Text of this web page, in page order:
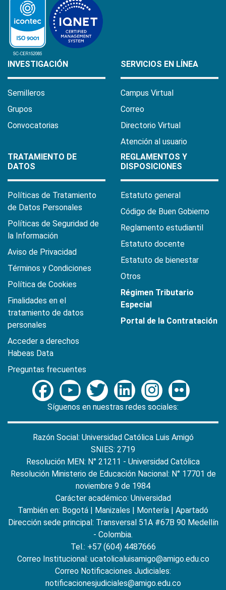
INVESTIGACIÓN
Semilleros
Grupos
Convocatorias
SERVICIOS EN LÍNEA
Campus Virtual
Correo
Directorio Virtual
Atención al usuario
TRATAMIENTO DE
DATOS
Políticas de Tratamiento
de Datos Personales
Políticas de Seguridad de
la Información
Aviso de Privacidad
Términos y Condiciones
Política de Cookies
Finalidades en el
tratamiento de datos
personales
Acceder a derechos
Habeas Data
Preguntas frecuentes
REGLAMENTOS Y
DISPOSICIONES
Estatuto general
Código de Buen Gobierno
Reglamento estudiantil
Estatuto docente
Estatuto de bienestar
Otros
Régimen Tributario
Especial
Portal de la Contratación
Síguenos en nuestras redes sociales:
Razón Social: Universidad Católica Luis Amigó
SNIES: 2719
Resolución MEN: N° 21211 - Universidad Católica
Resolución Ministerio de Educación Nacional: N° 17701 de
noviembre 9 de 1984
Carácter académico: Universidad
También en: Bogotá | Manizales | Montería | Apartadó
Dirección sede principal: Transversal 51A #67B 90 Medellín
- Colombia.
Tel.: +57 (604) 4487666
Correo Institucional: ucatolicaluisamigo@amigo.edu.co
Correo Notificaciones Judiciales:
notificacionesjudiciales@amigo.edu.co